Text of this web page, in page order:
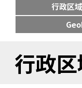
行政区
行政